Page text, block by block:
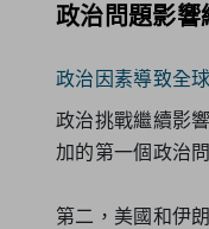
政治問題影響
政治因素導致全
政治挑戰繼續影
加的第一個政治
第二，美國和伊